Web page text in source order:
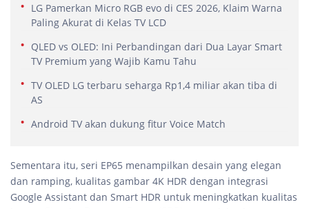
LG Pamerkan Micro RGB evo di CES 2026, Klaim Warna
Paling Akurat di Kelas TV LCD
QLED vs OLED: Ini Perbandingan dari Dua Layar Smart
TV Premium yang Wajib Kamu Tahu
TV OLED LG terbaru seharga Rp1,4 miliar akan tiba di
AS
Android TV akan dukung fitur Voice Match
Sementara itu, seri EP65 menampilkan desain yang elegan
dan ramping, kualitas gambar 4K HDR dengan integrasi
Google Assistant dan Smart HDR untuk meningkatkan kualitas